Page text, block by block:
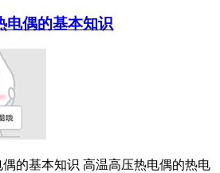
电偶的基本知识
的基本知识 高温高压热电偶的热电